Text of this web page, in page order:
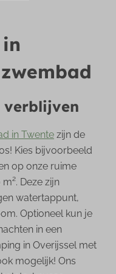
verblijven
in Twente zijn de
Kies bijvoorbeeld
op onze ruime
Deze zijn
watertappunt,
Optioneel kun je
in een
in Overijssel met
mogelijk! Ons